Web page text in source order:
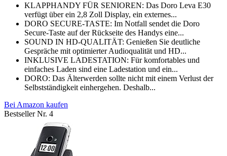
KLAPPHANDY FÜR SENIOREN: Das Doro Leva E30
verfügt über ein 2,8 Zoll Display, ein externes...
DORO SECURE-TASTE: Im Notfall sendet die Doro
Secure-Taste auf der Rückseite des Handys eine...
SOUND IN HD-QUALITÄT: Genießen Sie deutliche
Gespräche mit optimierter Audioqualität und HD...
INKLUSIVE LADESTATION: Für komfortables und
einfaches Laden sind eine Ladestation und ein...
DORO: Das Älterwerden sollte nicht mit einem Verlust der
Selbstständigkeit einhergehen. Deshalb...
Bei Amazon kaufen
Bestseller Nr. 4